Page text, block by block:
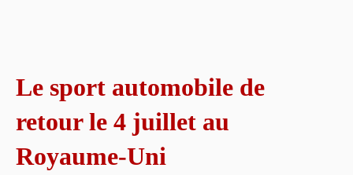
Le sport automobile de
retour le 4 juillet au
Royaume-Uni